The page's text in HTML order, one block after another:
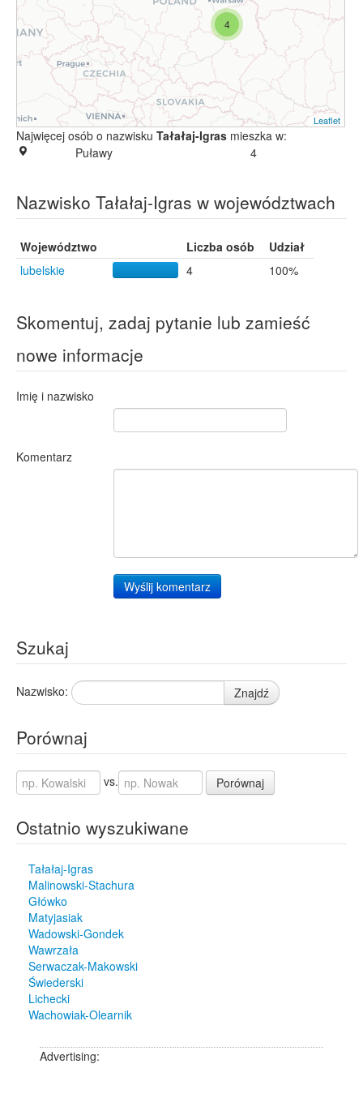
4
Leaflet
Najwięcej osób o nazwisku Tałałaj-Igras mieszka w:
Puławy
4
Nazwisko Tałałaj-Igras w województwach
Województwo Liczba osób
Udział
lubelskie
4 100%
Skomentuj, zadaj pytanie lub zamieść
nowe informacje
Imię i nazwisko
Komentarz
Wyślij komentarz
Szukaj
Nazwisko: Znajdź
Porównaj
vs. Porównaj
Ostatnio wyszukiwane
Tałałaj-Igras
Malinowski-Stachura
Główko
Matyjasiak
Wadowski-Gondek
Wawrzała
Serwaczak-Makowski
Świederski
Lichecki
Wachowiak-Olearnik
Advertising: